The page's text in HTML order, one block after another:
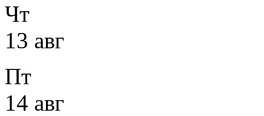
Чт
13 авг
Пт
14 авг